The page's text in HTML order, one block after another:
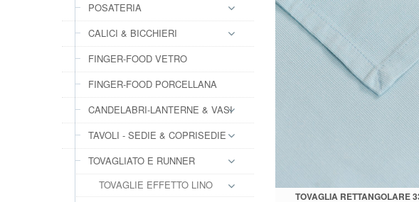
POSATERIA
CALICI & BICCHIERI
FINGER-FOOD VETRO
FINGER-FOOD PORCELLANA
CANDELABRI-LANTERNE & VASI
TAVOLI - SEDIE & COPRISEDIE
TOVAGLIATO E RUNNER
TOVAGLIE EFFETTO LINO
TOVAGLIA RETTANGOLARE